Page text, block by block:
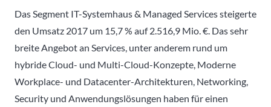
Das Segment IT-Systemhaus & Managed Services steigerte
den Umsatz 2017 um 15,7 % auf 2.516,9 Mio. €. Das sehr
breite Angebot an Services, unter anderem rund um
hybride Cloud- und Multi-Cloud-Konzepte, Moderne
Workplace- und Datacenter-Architekturen, Networking,
Security und Anwendungslösungen haben für einen